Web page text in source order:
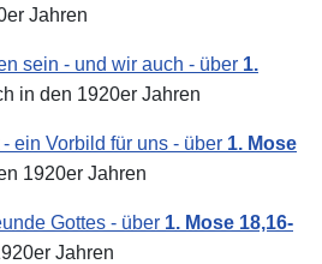
Jahren
sein - und wir auch - über 1.
in den 1920er Jahren
ein Vorbild für uns - über 1. Mose
1920er Jahren
Gottes - über 1. Mose 18,16-
Jahren